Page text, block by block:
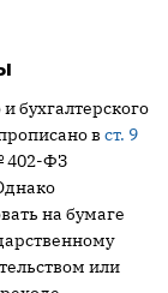
бухгалтерского
в ст. 9
402-ФЗ
на бумаге
или